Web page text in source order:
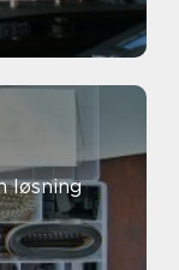
løsning